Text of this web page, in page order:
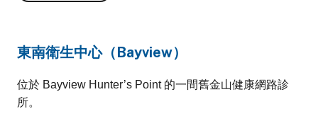
東南衛生中心（Bayview）
位於 Bayview Hunter’s Point 的一間舊金山健康網路診
所。